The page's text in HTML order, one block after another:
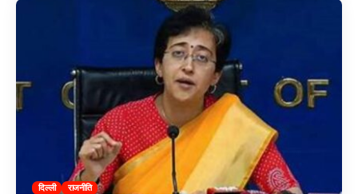
दिल्ली राजनीति